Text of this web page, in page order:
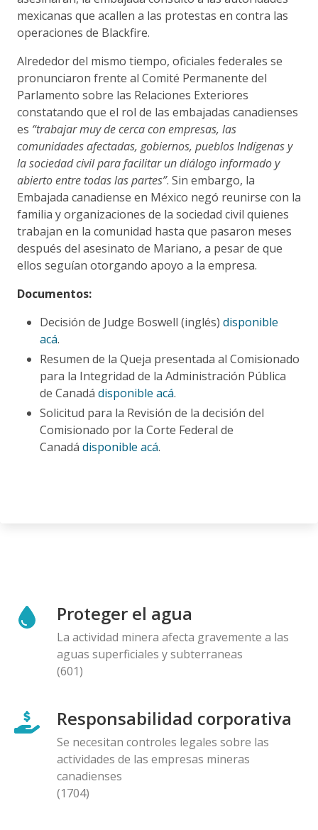
mexicanas que acallen a las protestas en contra las
operaciones de Blackfire.
Alrededor del mismo tiempo, oficiales federales se
pronunciaron frente al Comité Permanente del
Parlamento sobre las Relaciones Exteriores
constatando que el rol de las embajadas canadienses
es “trabajar muy de cerca con empresas, las
comunidades afectadas, gobiernos, pueblos Indígenas y
la sociedad civil para facilitar un diálogo informado y
abierto entre todas las partes”. Sin embargo, la
Embajada canadiense en México negó reunirse con la
familia y organizaciones de la sociedad civil quienes
trabajan en la comunidad hasta que pasaron meses
después del asesinato de Mariano, a pesar de que
ellos seguían otorgando apoyo a la empresa.
Documentos:
Decisión de Judge Boswell (inglés) disponible
acá.
Resumen de la Queja presentada al Comisionado
para la Integridad de la Administración Pública
de Canadá disponible acá.
Solicitud para la Revisión de la decisión del
Comisionado por la Corte Federal de
Canadá disponible acá.
Proteger el agua
La actividad minera afecta gravemente a las
aguas superficiales y subterraneas
(601)
Responsabilidad corporativa
Se necesitan controles legales sobre las
actividades de las empresas mineras
canadienses
(1704)